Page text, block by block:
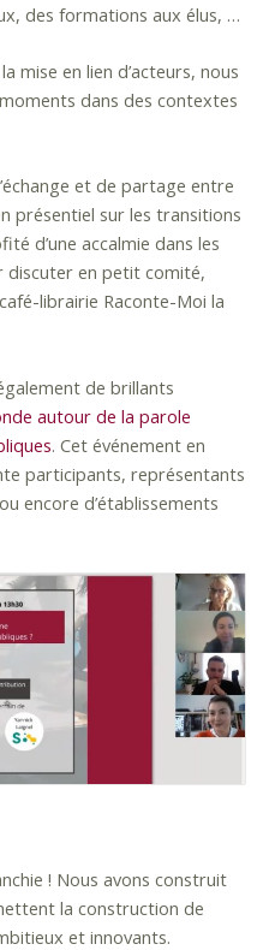
des formations aux élus, …
mise en lien d’acteurs, nous
dans des contextes
et de partage entre
présentiel sur les transitions
d’une accalmie dans les
en petit comité,
librairie Raconte-Moi la
de brillants
autour de la parole
. Cet événement en
participants, représentants
encore d’établissements
! Nous avons construit
la construction de
et innovants.